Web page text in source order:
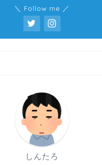
＼ Follow me ／
しんたろ